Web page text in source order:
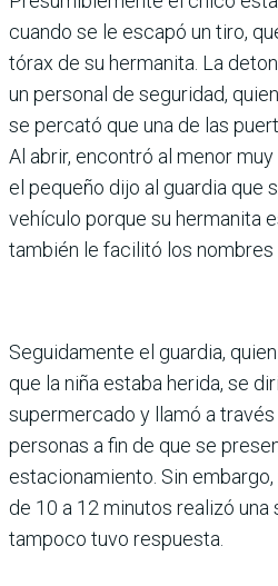
cuando se le escapó un tiro,
tórax de su hermanita. La
un personal de seguridad,
se percató que una de las
Al abrir, encontró al menor
el pequeño dijo al guardia que
vehículo porque su hermanita
también le facilitó los nombres
Seguidamente el guardia,
que la niña estaba herida, se
supermercado y llamó a
personas a fin de que se
estacionamiento. Sin
de 10 a 12 minutos realizó una
tampoco tuvo respuesta.